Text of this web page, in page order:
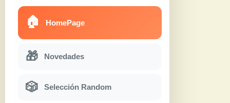
🏠 HomePage
🎁 Novedades
🎲 Selección Random